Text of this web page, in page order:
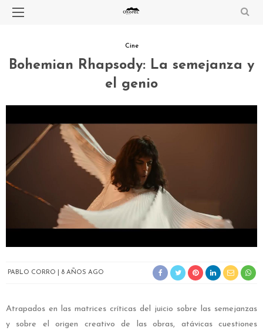
Cine
Bohemian Rhapsody: La semejanza y
el genio
PABLO CORRO 8 AÑOS AGO
Atrapados en las matrices críticas del juicio sobre las semejanzas
y sobre el origen creativo de las obras, atávicas cuestiones